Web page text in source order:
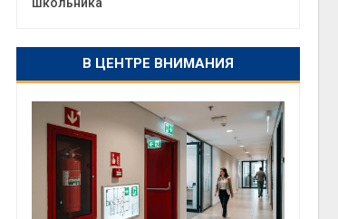
В ЦЕНТРЕ ВНИМАНИЯ